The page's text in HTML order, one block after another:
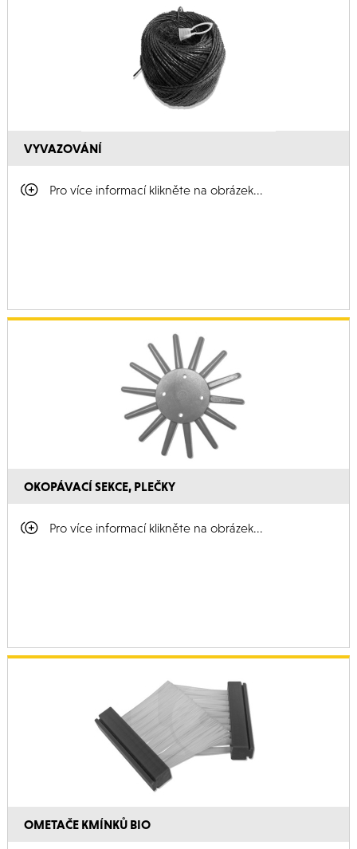
VYVAZOVÁNÍ
Pro více informací klikněte na obrázek...
OKOPÁVACÍ SEKCE, PLEČKY
Pro více informací klikněte na obrázek...
OMETAČE KMÍNKŮ BIO